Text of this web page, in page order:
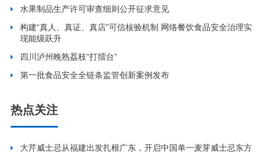
水果制品生产许可审查细则公开征求意见
构建“真人、真证、真店”可信核验机制 网络餐饮食品安全治理实
现能级跃升
四川泸州晚熟荔枝“打擂台”
第一批食品安全全链条监管创新案例发布
热点关注
大芹威士忌从福建出发扎根广东，开启中国单一麦芽威士忌东方